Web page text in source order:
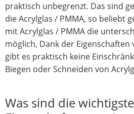
praktisch unbegrenzt. Das sind
die Acrylglas / PMMA, so beliebt
mit Acrylglas / PMMA die
möglich, Dank der Eigenschaften
gibt es praktisch keine
Biegen oder Schneiden von
Was sind die